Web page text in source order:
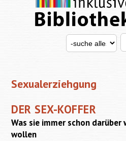
Search for
Sexualerziehgung
DER SEX-KOFFER
Was sie immer schon darüber
wollen